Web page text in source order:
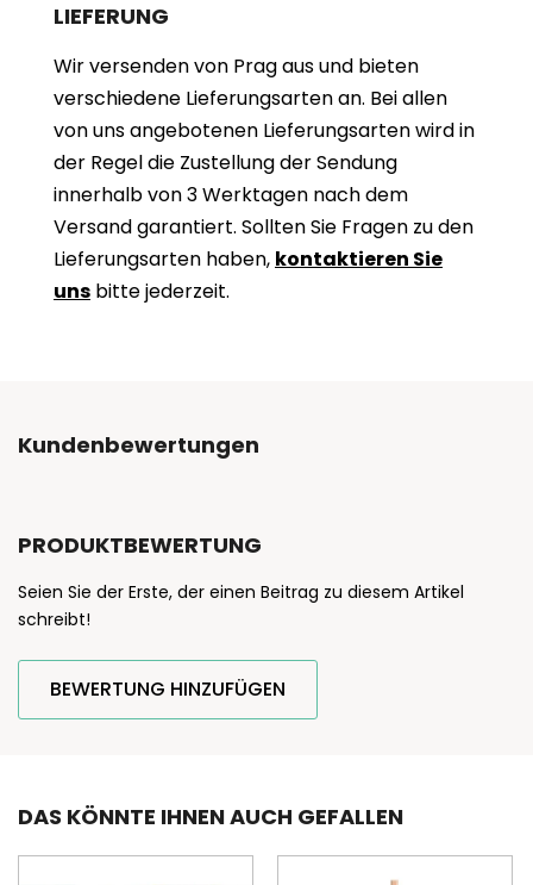
LIEFERUNG
Wir versenden von Prag aus und bieten
verschiedene Lieferungsarten an. Bei allen
von uns angebotenen Lieferungsarten wird in
der Regel die Zustellung der Sendung
innerhalb von 3 Werktagen nach dem
Versand garantiert. Sollten Sie Fragen zu den
Lieferungsarten haben, kontaktieren Sie
uns bitte jederzeit.
Kundenbewertungen
PRODUKTBEWERTUNG
Seien Sie der Erste, der einen Beitrag zu diesem Artikel
schreibt!
BEWERTUNG HINZUFÜGEN
DAS KÖNNTE IHNEN AUCH GEFALLEN